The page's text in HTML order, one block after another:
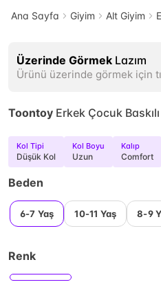
Ana Sayfa Giyim Alt Giyim
Üzerinde Görmek Lazım
Ürünü üzerinde görmek için
Toontoy Erkek Çocuk
Kol Tipi
Düşük Kol
Kol Boyu
Uzun
Kalıp
Comfort
Beden
6-7 Yaş 10-11 Yaş 8-9
Renk